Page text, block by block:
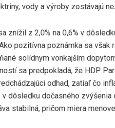
vody a výroby zostávajú
znížil z 2,0% na 0,6% v
pozitívna poznámka sa však
solídnym vonkajším
sa predpokladá, že HDP
odhad, zatiaľ čo
v dôsledku dočasného
stabilná, pričom miera